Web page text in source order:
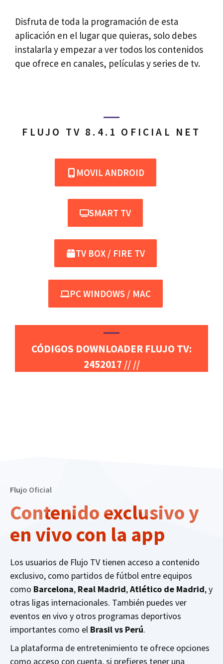
Disfruta de toda la programación de esta
aplicación en el lugar que quieras, solo debes
instalarla y empezar a ver todos los contenidos
que ofrece en canales, películas y series de tv.
FLUJO TV 8.4.1 OFICIAL NET
MOVIL ANDROID
SMART TV
TV BOX / FIRE TV
PC WINDOWS / MAC
CÓDIGOS DOWNLOADER FLUJO TV:
2452017 // //
Flujo Oficial
Contenido exclusivo y
en vivo con la app
Los usuarios de Flujo TV tienen acceso a contenido
exclusivo, como partidos de fútbol entre equipos
como Barcelona, Real Madrid,Atlético de Madrid, y
otras ligas internacionales. También puedes ver
eventos en vivo y otros programas deportivos
importantes como el Brasil vs Perú.
La plataforma de entretenimiento te ofrece opciones
como acceso con cuenta, si prefieres tener una